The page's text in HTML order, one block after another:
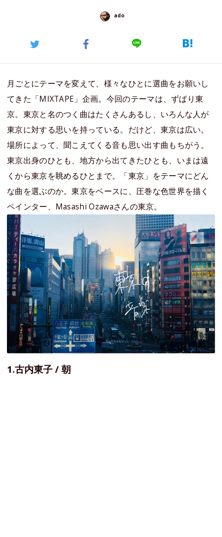
ado
月ごとにテーマを変えて、様々なひとに選曲をお願いし
てきた「MIXTAPE」企画。今回のテーマは、ずばり東
京。東京と名のつく曲はたくさんあるし、いろんな人が
東京に対する思いを持っている。だけど、東京は広い。
場所によって、聞こえてくる音も思い出す曲もちがう。
東京出身のひとも、地方から出てきたひとも、いまは遠
くから東京を眺めるひとまで。「東京」をテーマにどん
な曲を選ぶのか。東京をベースに、圧巻な色世界を描く
ペインター、Masashi Ozawaさんの東京。
1.古内東子 / 朝